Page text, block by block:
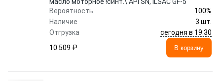
Вероятность
100%
Наличие
3 шт.
Отгрузка
сегодня в 19:30
10 509 ₽
В корзину